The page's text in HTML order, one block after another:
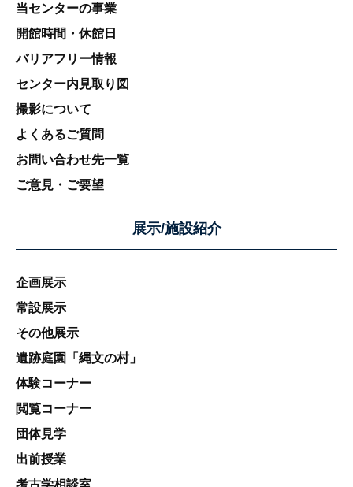
示、訂正及び利用停止の申出は、当機構諸
規程に定める方法によりお受けいたしま
保有個人データの開示の申出の場合は、当
機構要綱に定める｢申請書｣を提出していた
だきます。
により行うときは、当機構規程の定めると
ころにより費用を負担していただきます。
５ 個人情報ご相談窓口について
当機構の個人情報の取扱いに関して苦情
申し出ください。
〒206-0033 東京都多摩市落合一丁目14
東京都埋蔵文化財センター 経営企画担当
042-373-5296
受付時間：月曜～金曜日までの午前9時～
ただし、祝祭日・年末年始の休業日を除く
当センターの事業
開館時間・休館日
バリアフリー情報
センター内見取り図
撮影について
よくあるご質問
お問い合わせ先一覧
ご意見・ご要望
展示/施設紹介
企画展示
常設展示
その他展示
遺跡庭園「縄文の村」
体験コーナー
閲覧コーナー
団体見学
出前授業
考古学相談室